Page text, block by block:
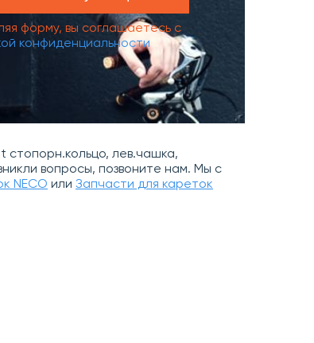
форму, вы соглашаетесь с
конфиденциальности
стопорн.кольцо, лев.чашка,
вопросы, позвоните нам. Мы с
NECO или Запчасти для кареток